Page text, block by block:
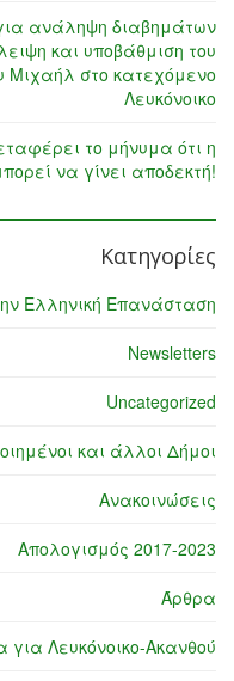
ανάληψη διαβημάτων
και υποβάθμιση του
Μιχαήλ στο κατεχόμενο
Λευκόνοικο
το μήνυμα ότι η
να γίνει αποδεκτή!
Κατηγορίες
Ελληνική Επανάσταση
Newsletters
Uncategorized
και άλλοι Δήμοι
Ανακοινώσεις
Απολογισμός 2017-2023
Άρθρα
για Λευκόνοικο-Ακανθού